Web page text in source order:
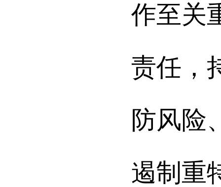
作至关
责任，
防风险
遏制重